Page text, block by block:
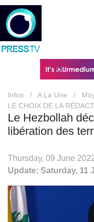
Infos / A La Une /
LE CHOIX DE LA
Le Hezbollah
libération des
Thursday, 09 June
Update: Saturday, 11